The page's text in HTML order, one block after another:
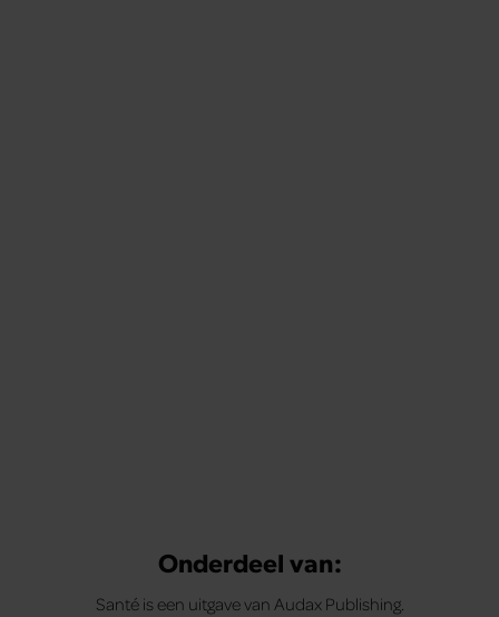
Onderdeel van:
Santé is een uitgave van Audax Publishing.